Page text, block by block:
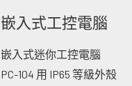
嵌入式工控電腦
嵌入式迷你工控電腦
PC-104 用 IP65 等級外殼